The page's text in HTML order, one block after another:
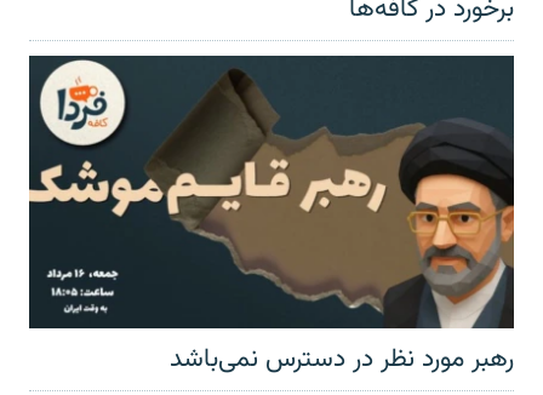
برخورد در کافه‌ها
رهبر مورد نظر در دسترس نمی‌باشد